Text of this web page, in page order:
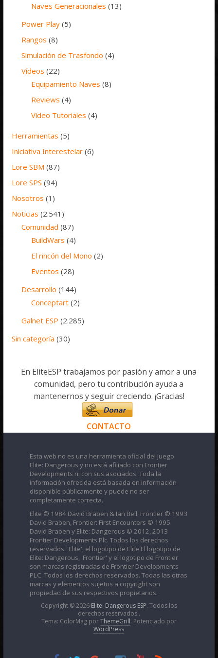
Naves Generacionales (13)
Power Play (5)
Rangos (8)
Simulación de Trasfondo (4)
Vídeos (22)
Equipamiento Naves (8)
Reviews (4)
Video Tutoriales (4)
Herramientas (5)
Iniciativa Interestelar (6)
Lore SBM (87)
Lore SPS (94)
Nosotros (1)
Noticias (2.541)
Comunidad (87)
BuildWars (4)
El rincón del Mono (2)
Eventos (28)
Desarrollo (144)
Conceptart (2)
Galnet ESP (2.285)
Sin categoría (30)
En EliteESP trabajamos por pasión y amor a una
comunidad, pero tu contribución ayuda a
mantenernos y seguir creciendo. ¡Gracias!
CONTACTO
Esta web no es una herramienta oficial del juego
Elite: Dangerous y no está afiliado con Frontier
Developments ni con sus asociados. Toda la
información ofrecida está basada en información
disponible públicamente y puede no ser
completamente correcta.
Elite © 1984 David Braben & Ian Bell. Frontier © 1993
David Braben, Frontier: First Encounters © 1995
David Braben y Elite: Dangerous © 2012, 2013
Frontier Developments Plc. Todos los derechos
reservados. 'Elite', el logotipo de Elite El logotipo de
Elite: Dangerous, 'Frontier' y el logotipo de Frontier
son marcas registradas de Frontier Developments
PLC. Todos los derechos reservados. Todas las otras
marcas y elementos sujetos a copyright son
propiedad de sus respectivos propietarios.
Copyright © 2026 Elite: Dangerous ESP. Todos los
derechos reservados..
Tema: ColorMag porThemeGrill. Potenciado por
WordPress